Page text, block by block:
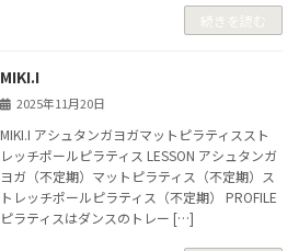
続きを読む
MIKI.I
2025年11月20日
MIKI.I アシュタンガヨガマットピラティススト
レッチポールピラティス LESSON アシュタンガ
ヨガ（不定期）マットピラティス（不定期）ス
トレッチポールピラティス（不定期） PROFILE
ピラティスはダンスのトレー […]